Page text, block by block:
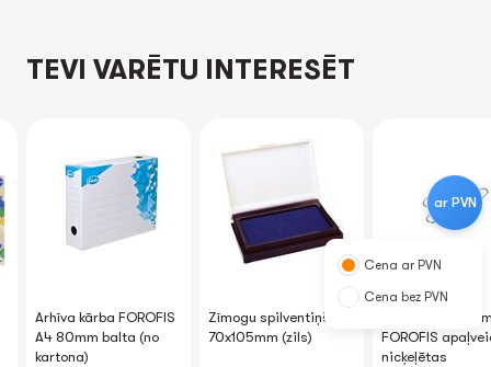
TEVI VARĒTU INTERESĒT
Arhīva kārba FOROFIS
A4 80mm balta (no
kartona)
Zīmogu spilventiņš
70x105mm (zils)
Saspraudes
FOROFIS
nicķeļētas
ar PVN
Cena ar PVN
Cena bez PVN